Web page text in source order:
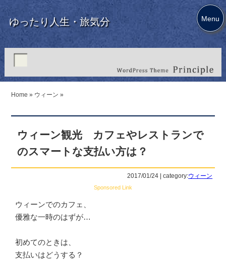
ゆったり人生・旅気分
Home » ウィーン »
ウィーン観光 カフェやレストランで
のスマートな支払い方は？
2017/01/24 | category:ウィーン
Sponsored Link
ウィーンでのカフェ、
優雅な一時のはずが…
初めてのときは、
支払いはどうする？
Menu